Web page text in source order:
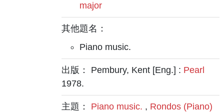
major
其他題名：
Piano music.
出版： Pembury, Kent [Eng.] : Pearl
1978.
主題： Piano music. , Rondos (Piano)